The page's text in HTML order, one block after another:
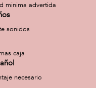
minima advertida
sonidos
caja
necesario